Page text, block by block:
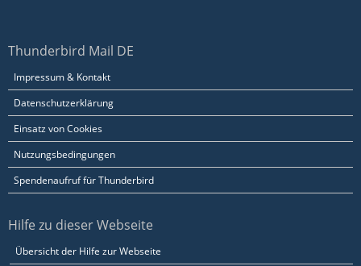
Thunderbird Mail DE
Impressum & Kontakt
Datenschutzerklärung
Einsatz von Cookies
Nutzungsbedingungen
Spendenaufruf für Thunderbird
Hilfe zu dieser Webseite
Übersicht der Hilfe zur Webseite